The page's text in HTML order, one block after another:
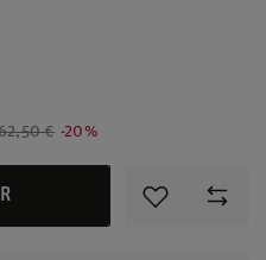
€ -20%